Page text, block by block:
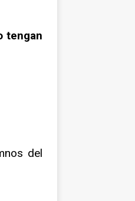
tengan
del